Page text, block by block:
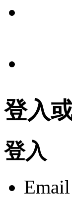
登入
登入
Email